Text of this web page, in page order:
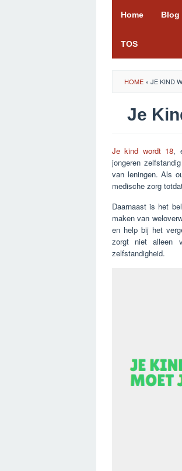
Home Blog
TOS
HOME » JE KIND
Je
Je kind wordt 18,
jongeren
van leningen. Als
medische zorg
Daarnaast is het
maken van
en help bij het
zorgt niet alleen
zelfstandigheid.